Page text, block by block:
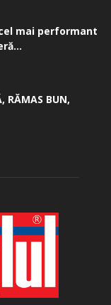
mai performant
­RĂMAS BUN,